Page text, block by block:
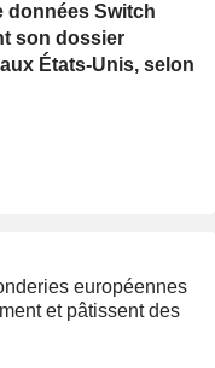
données Switch
son dossier
États-Unis, selon
européennes
et pâtissent des